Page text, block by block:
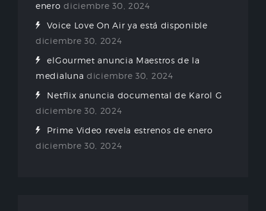
enero diciembre 30, 2024
Voice Love On Air ya está disponible
diciembre 30, 2024
elGourmet anuncia Maestros de la
medialuna diciembre 30, 2024
Netflix anuncia documental de Karol G
diciembre 30, 2024
Prime Video revela estrenos de enero
diciembre 30, 2024